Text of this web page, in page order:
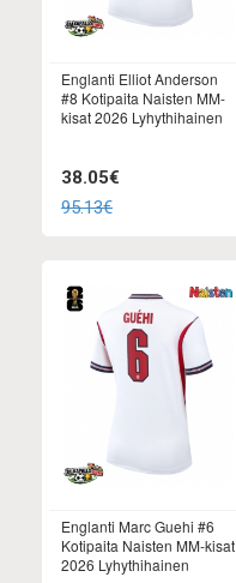
Englanti Elliot Anderson
#8 Kotipaita Naisten MM-
kisat 2026 Lyhythihainen
38.05€
95.13€
Englanti Marc Guehi #6
Kotipaita Naisten MM-kisat
2026 Lyhythihainen